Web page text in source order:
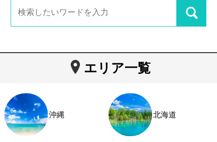
エリア一覧
沖縄 北海道